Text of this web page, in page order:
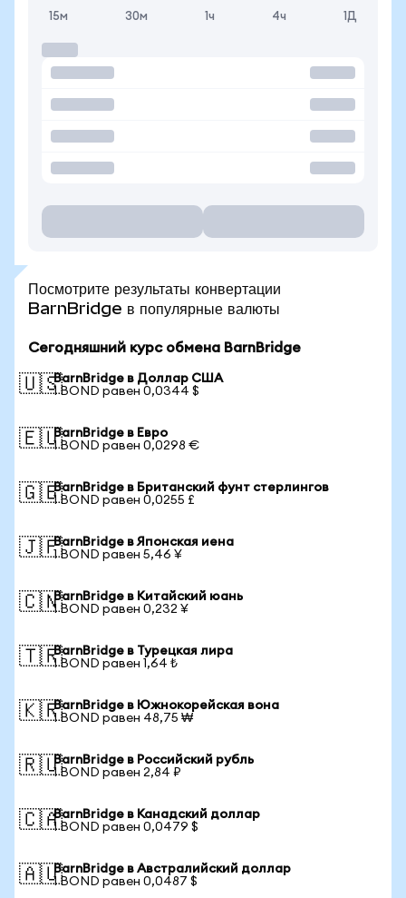
15м 30м 1ч 4ч 1Д
Посмотрите результаты конвертации
BarnBridge в популярные валюты
Сегодняшний курс обмена BarnBridge
🇺🇸BarnBridge в Доллар США
1 BOND равен 0,0344 $
🇪🇺BarnBridge в Евро
1 BOND равен 0,0298 €
🇬🇧BarnBridge в Британский фунт стерлингов
1 BOND равен 0,0255 £
🇯🇵BarnBridge в Японская иена
1 BOND равен 5,46 ¥
🇨🇳BarnBridge в Китайский юань
1 BOND равен 0,232 ¥
🇹🇷BarnBridge в Турецкая лира
1 BOND равен 1,64 ₺
🇰🇷BarnBridge в Южнокорейская вона
1 BOND равен 48,75 ₩
🇷🇺BarnBridge в Российский рубль
1 BOND равен 2,84 ₽
🇨🇦BarnBridge в Канадский доллар
1 BOND равен 0,0479 $
🇦🇺BarnBridge в Австралийский доллар
1 BOND равен 0,0487 $